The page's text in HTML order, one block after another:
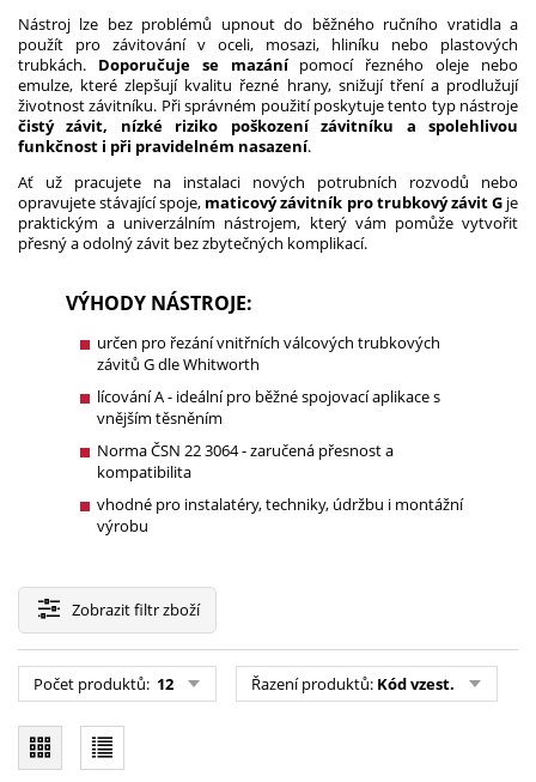
Nástroj lze bez problémů upnout do běžného ručního vratidla a
použít pro závitování v oceli, mosazi, hliníku nebo plastových
trubkách. Doporučuje se mazánípomocí řezného oleje nebo
emulze, které zlepšují kvalitu řezné hrany, snižují tření a prodlužují
životnost závitníku. Při správném použití poskytuje tento typ nástroje
čistý závit, nízké riziko poškození závitníku a spolehlivou
funkčnost i při pravidelném nasazení.
Ať už pracujete na instalaci nových potrubních rozvodů nebo
opravujete stávající spoje, maticový závitník pro trubkový závit Gje
praktickým a univerzálním nástrojem, který vám pomůže vytvořit
přesný a odolný závit bez zbytečných komplikací.
VÝHODY NÁSTROJE:
určen pro řezání vnitřních válcových trubkových
závitů G dle Whitworth
lícování A - ideální pro běžné spojovací aplikace s
vnějším těsněním
Norma ČSN 22 3064 - zaručená přesnost a
kompatibilita
vhodné pro instalatéry, techniky, údržbu i montážní
výrobu
Zobrazitfiltr zboží
Počet produktů: 12 Řazení produktů: Kód vzest.